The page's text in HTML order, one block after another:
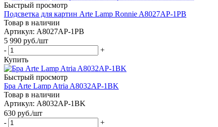
Быстрый просмотр
Подсветка для картин Arte Lamp Ronnie A8027AP-1PB
Товар в наличии
Артикул: A8027AP-1PB
5 990 руб./шт
-
+
Купить
Быстрый просмотр
Бра Arte Lamp Atria A8032AP-1BK
Товар в наличии
Артикул: A8032AP-1BK
630 руб./шт
-
+